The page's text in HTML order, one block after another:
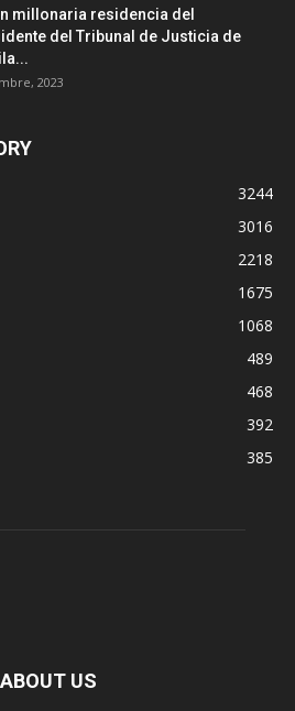
millonaria residencia del
del Tribunal de Justicia de
2023
3244
3016
2218
1675
1068
489
468
392
385
ABOUT US